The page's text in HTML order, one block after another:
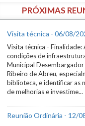
PRÓXIMAS
Visita técnica - 06/08/
Visita técnica - Finalidade:
condições de
Municipal
Ribeiro de Abreu,
biblioteca, e identificar as
de melhorias e investime...
Reunião Ordinária - 12/